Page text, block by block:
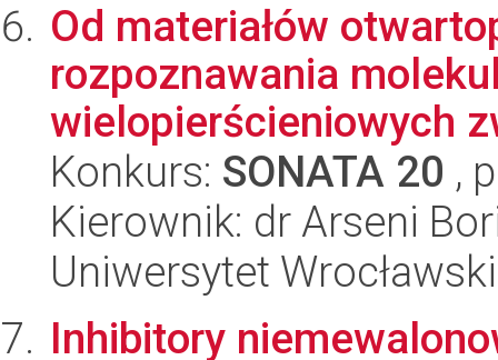
Od materiałów
rozpoznawania
wielopierścieniowych
Konkurs: SONATA 20 ,
Kierownik: dr Arseni
Uniwersytet Wrocławski
Inhibitory